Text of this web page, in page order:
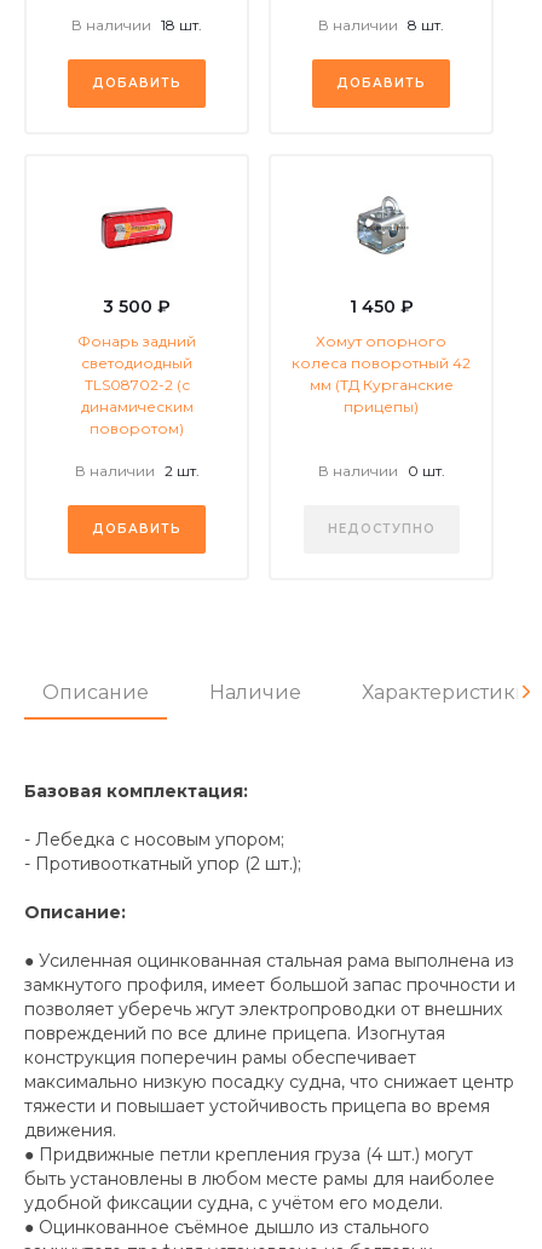
В наличии 18 шт.
ДОБАВИТЬ
В наличии 8 шт.
ДОБАВИТЬ
3 500 ₽
Фонарь задний
светодиодный
TLS08702-2 (с
динамическим
поворотом)
В наличии 2 шт.
ДОБАВИТЬ
1 450 ₽
Хомут опорного
колеса поворотный 42
мм (ТД Курганские
прицепы)
В наличии 0 шт.
НЕДОСТУПНО
Описание Наличие Характеристики
Базовая комплектация:
- Лебедка с носовым упором;
- Противооткатный упор (2 шт.);
Описание:
● Усиленная оцинкованная стальная рама выполнена из
замкнутого профиля, имеет большой запас прочности и
позволяет уберечь жгут электропроводки от внешних
повреждений по все длине прицепа. Изогнутая
конструкция поперечин рамы обеспечивает
максимально низкую посадку судна, что снижает центр
тяжести и повышает устойчивость прицепа во время
движения.
● Придвижные петли крепления груза (4 шт.) могут
быть установлены в любом месте рамы для наиболее
удобной фиксации судна, с учётом его модели.
● Оцинкованное съёмное дышло из стального